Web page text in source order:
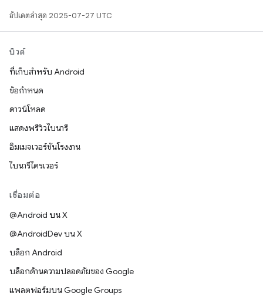
อัปเดตล่าสุด 2025-07-27 UTC
บิวด์
ที่เก็บสำหรับ Android
ข้อกำหนด
ดาวน์โหลด
แสดงพรีวิวไบนารี
อิมเมจเวอร์ชันโรงงาน
ไบนารีไดรเวอร์
เชื่อมต่อ
@Android บน X
@AndroidDev บน X
บล็อก Android
บล็อกด้านความปลอดภัยของ Google
แพลตฟอร์มบน Google Groups